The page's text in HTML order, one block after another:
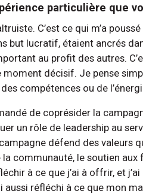
particulière que
C’est ce qui m’a
but lucratif, étaient ancrés
au profit des autres.
moment décisif. Je pense
compétences ou de
de coprésider la
un rôle de leadership au
défend des valeurs
communauté, le soutien
à ce que j’ai à offrir, et
aussi réfléchi à ce que mon